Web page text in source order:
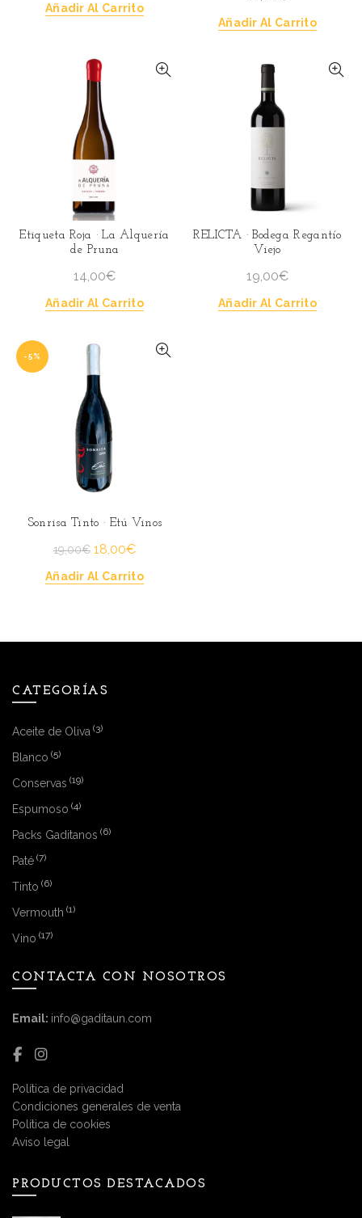
Añadir Al Carrito
Añadir Al Carrito
Etiqueta Roja · La Alquería
de Pruna
14,00€
Añadir Al Carrito
RELICTA · Bodega Regantío
Viejo
19,00€
Añadir Al Carrito
-5%
Sonrisa Tinto · Etú Vinos
19,00€ El
precio
original
18,00€El
actual
Añadir Al Carrito
CATEGORÍAS
Aceite de Oliva (3)
Blanco (5)
Conservas (19)
Espumoso (4)
Packs Gaditanos (6)
Paté (7)
Tinto (6)
Vermouth (1)
Vino (17)
CONTACTA CON NOSOTROS
Email: info@gaditaun.com
Política de privacidad
Condiciones generales de venta
Política de cookies
Aviso legal
PRODUCTOS DESTACADOS